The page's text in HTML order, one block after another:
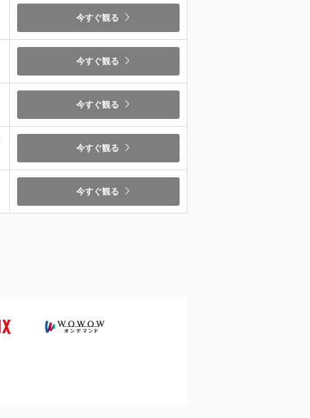
今すぐ観る
今すぐ観る
今すぐ観る
今すぐ観る
今すぐ観る